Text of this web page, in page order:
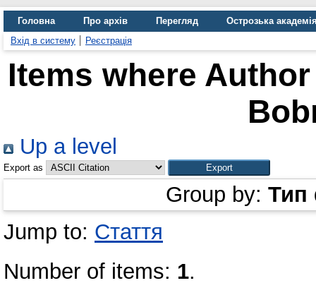
Головна Про архів Перегляд
Острозька
Вхід в систему
Реєстрація
Items where
Up a level
Export as
Group by: Тип
Jump to: Стаття
Number of items: 1.